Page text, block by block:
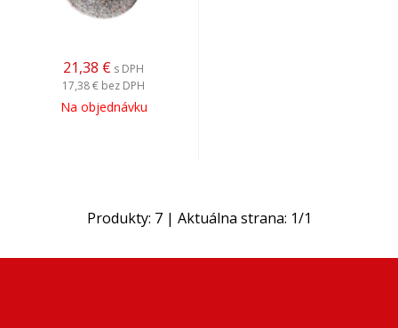
21,38 € s DPH
17,38 € bez DPH
Na objednávku
Produkty: 7| Aktuálna strana: 1/1